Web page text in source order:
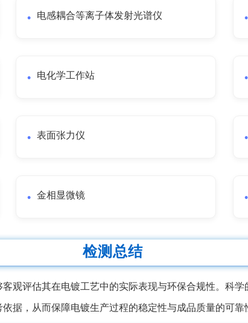
电感耦合等离子体发射光谱仪
电化学工作站
表面张力仪
金相显微镜
检测总结
观评估其在电镀工艺中的实际表现与环保合规性。科
据，从而保障电镀生产过程的稳定性与成品质量的可靠